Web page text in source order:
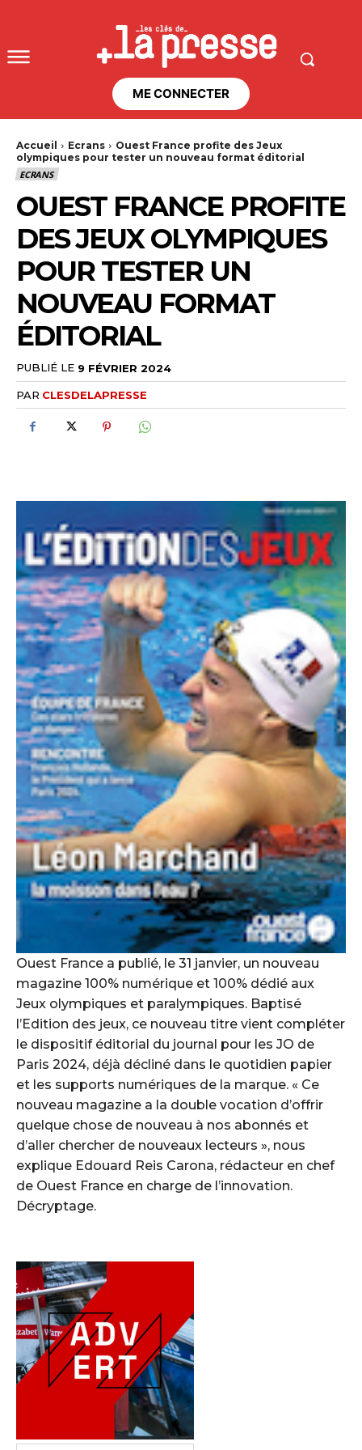
ME CONNECTER
Accueil Ecrans
Ouest France profite des Jeux
olympiques pour tester un nouveau format éditorial
ECRANS
OUEST FRANCE PROFITE
DES JEUX OLYMPIQUES
POUR TESTER UN
NOUVEAU FORMAT
ÉDITORIAL
PUBLIÉ LE 9 FÉVRIER 2024
PAR CLESDELAPRESSE
Ouest France a publié, le 31 janvier, un nouveau
magazine 100% numérique et 100% dédié aux
Jeux olympiques et paralympiques. Baptisé
l’Edition des jeux, ce nouveau titre vient compléter
le dispositif éditorial du journal pour les JO de
Paris 2024, déjà décliné dans le quotidien papier
et les supports numériques de la marque. « Ce
nouveau magazine a la double vocation d’offrir
quelque chose de nouveau à nos abonnés et
d’aller chercher de nouveaux lecteurs », nous
explique Edouard Reis Carona, rédacteur en chef
de Ouest France en charge de l’innovation.
Décryptage.